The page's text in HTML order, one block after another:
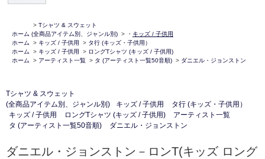
ホーム
> Tシャツ & スウェット
(全商品アイテム別、ジャンル別) > ・ キッズ / 子供用
ホーム
> キッズ / 子供用 > タ行 (キッズ・子供用）
ホーム
> キッズ / 子供用 > ロングTシャツ (キッズ / 子供用)
ホーム
> アーティスト一覧 > タ (アーティスト一覧50音順) > ダニエル・ジョンストン
Tシャツ & スウェット
(全商品アイテム別、ジャンル別)
キッズ / 子供用
タ行 (キッズ・子供用）
キッズ / 子供用
ロングTシャツ (キッズ / 子供用)
アーティスト一覧
タ (アーティスト一覧50音順)
ダニエル・ジョンストン
ダニエル・ジョンストン－ロンT(キッズ ロング